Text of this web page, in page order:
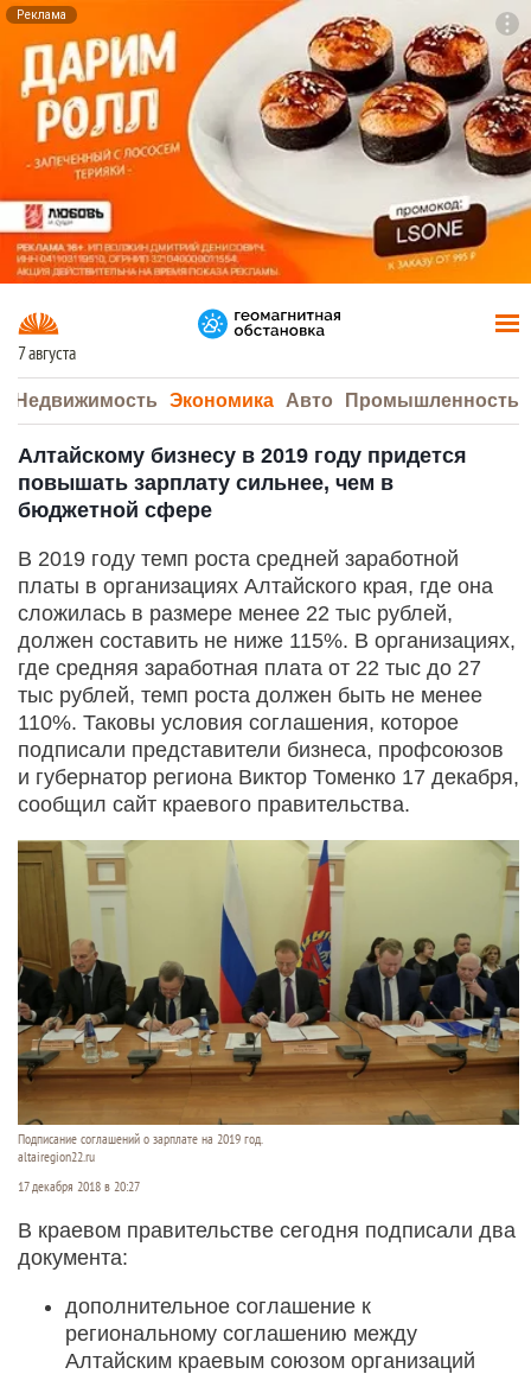
Реклама
7 августа
Недвижимость Экономика Авто Промышленность
Алтайскому бизнесу в 2019 году придется
повышать зарплату сильнее, чем в
бюджетной сфере
В 2019 году темп роста средней заработной
платы в организациях Алтайского края, где она
сложилась в размере менее 22 тыс рублей,
должен составить не ниже 115%. В организациях,
где средняя заработная плата от 22 тыс до 27
тыс рублей, темп роста должен быть не менее
110%. Таковы условия соглашения, которое
подписали представители бизнеса, профсоюзов
и губернатор региона Виктор Томенко 17 декабря,
сообщил сайт краевого правительства.
Подписание соглашений о зарплате на 2019 год.
altairegion22.ru
17 декабря 2018 в 20:27
В краевом правительстве сегодня подписали два
документа:
дополнительное соглашение к
региональному соглашению между
Алтайским краевым союзом организаций